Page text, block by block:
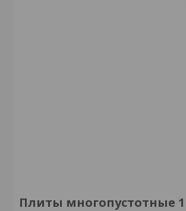
Плиты многопустотные